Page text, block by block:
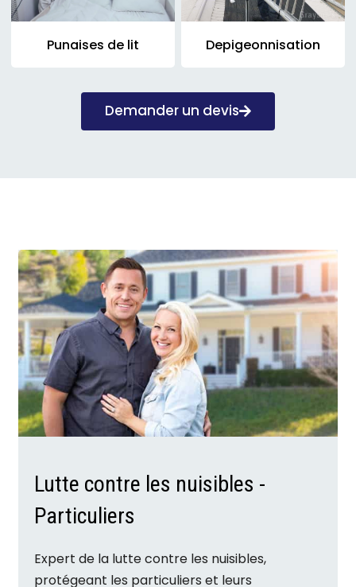
Punaises de lit Depigeonnisation
Demander un devis
Lutte contre les nuisibles -
Particuliers
Expert de la lutte contre les nuisibles,
protégeant les particuliers et leurs